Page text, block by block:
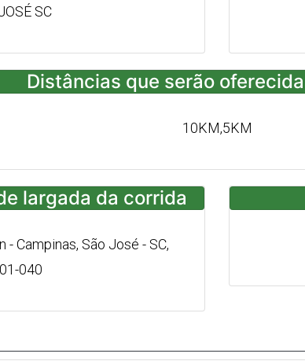
SC
Distâncias que serão
10KM,5KM
largada da corrida
- Campinas, São José - SC,
040